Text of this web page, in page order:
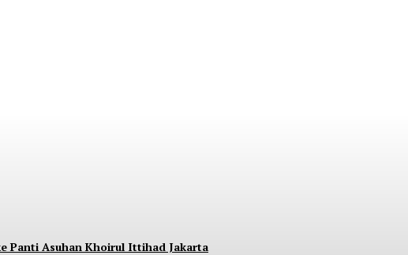
Panti Asuhan Khoirul Ittihad Jakarta